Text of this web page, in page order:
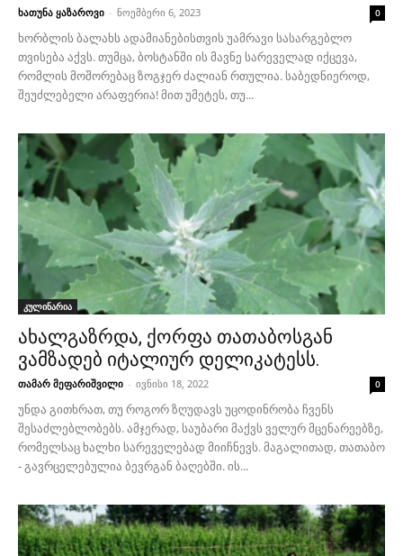
ხათუნა ყაზაროვი - ნოემბერი 6, 2023 0
ხორბლის ბალახს ადამიანებისთვის უამრავი სასარგებლო
თვისება აქვს. თუმცა, ბოსტანში ის მავნე სარეველად იქცევა,
რომლის მოშორებაც ზოგჯერ ძალიან რთულია. საბედნიეროდ,
შეუძლებელი არაფერია! მით უმეტეს, თუ...
კულინარია
ახალგაზრდა, ქორფა თათაბოსგან
ვამზადებ იტალიურ დელიკატესს.
თამარ მეფარიშვილი - ივნისი 18, 2022 0
უნდა გითხრათ, თუ როგორ ზღუდავს უცოდინრობა ჩვენს
შესაძლებლობებს. ამჯერად, საუბარი მაქვს ველურ მცენარეებზე,
რომელსაც ხალხი სარეველებად მიიჩნევს. მაგალითად, თათაბო
- გავრცელებულია ბევრგან ბაღებში. ის...